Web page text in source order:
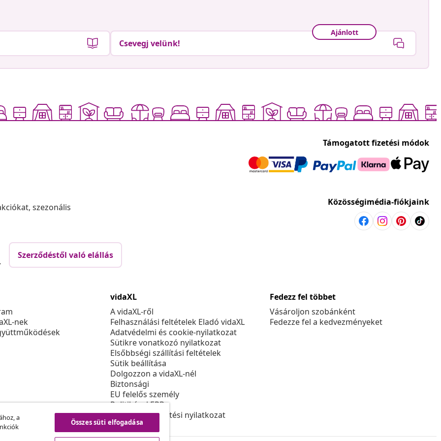
Ajánlott
Csevegj velünk!
Támogatott fizetési módok
szezonális Közösségimédia-fiókjaink
Szerződéstől való elállás
nek
vidaXL
A vidaXL-ről
Felhasználási feltételek Eladó vidaXL
Adatvédelmi és cookie-nyilatkozat
Sütikre vonatkozó nyilatkozat
Elsőbbségi szállítási feltételek
Sütik beállítása
Dolgozzon a vidaXL-nél
Biztonsági
EU felelős személy
Politikával EPR
Akadálymentesítési nyilatkozat
Fedezz fel többet
Vásároljon szobánként
Fedezze fel a kedvezményeket
a
Összes süti elfogadása